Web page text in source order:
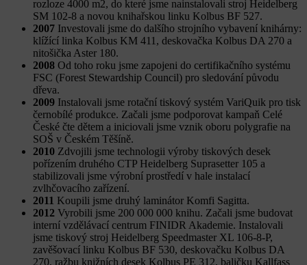
rozloze 4000 m2, do které jsme nainstalovali stroj Heidelberg
SM 102-8 a novou knihařskou linku Kolbus BF 527.
2007 Investovali jsme do dalšího strojního vybavení knihárny:
klížící linka Kolbus KM 411, deskovačka Kolbus DA 270 a
nitošička Aster 180.
2008 Od toho roku jsme zapojeni do certifikačního systému
FSC (Forest Stewardship Council) pro sledování původu
dřeva.
2009 Instalovali jsme rotační tiskový systém VariQuik pro tisk
černobílé produkce. Začali jsme podporovat kampaň Celé
České čte dětem a iniciovali jsme vznik oboru polygrafie na
SOŠ v Českém Těšíně.
2010 Zdvojili jsme technologii výroby tiskových desek
pořízením druhého CTP Heidelberg Suprasetter 105 a
stabilizovali jsme výrobní prostředí v hale instalací
zvlhčovacího zařízení.
2011 Koupili jsme druhý laminátor Komfi Sagitta.
2012 Vyrobili jsme 200 000 000 knihu. Začali jsme budovat
interní vzdělávací centrum FINIDR Akademie. Instalovali
jsme tiskový stroj Heidelberg Speedmaster XL 106-8-P,
zavěšovací linku Kolbus BF 530, deskovačku Kolbus DA
270, ražbu knižních desek Kolbus PE 312, baličku Kallfass